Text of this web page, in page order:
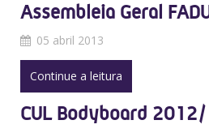
Assembleia Geral
05 abril 2013
Continue a leitura
CUL Bodyboard